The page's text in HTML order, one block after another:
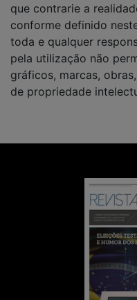
que contrarie a
conforme definido
toda e qualquer
pela utilização não
gráficos, marcas,
de propriedade